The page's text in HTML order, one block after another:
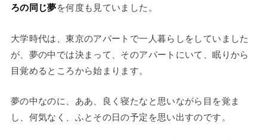
ろの同じ夢を何度も見ていました。
大学時代は、東京のアパートで一人暮らしをしていました
が、夢の中では決まって、そのアパートにいて、眠りから
目覚めるところから始まります。
夢の中なのに、ああ、良く寝たなと思いながら目を覚ま
し、何気なく、ふとその日の予定を思い出すのです。